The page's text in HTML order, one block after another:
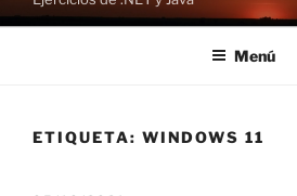
Menú
ETIQUETA: WINDOWS 11